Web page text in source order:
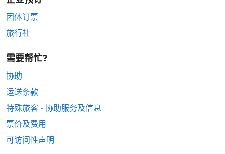
团体订票
旅行社
需要帮忙?
协助
运送条款
特殊旅客 - 协助服务及信息
票价及费用
可访问性声明